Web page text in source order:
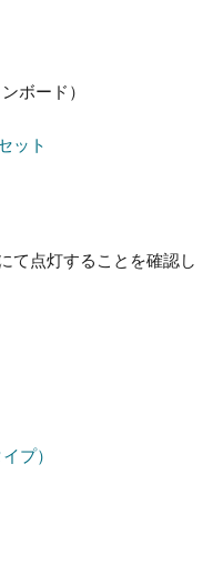
ボード）
ット
て点灯することを確認し
プ）